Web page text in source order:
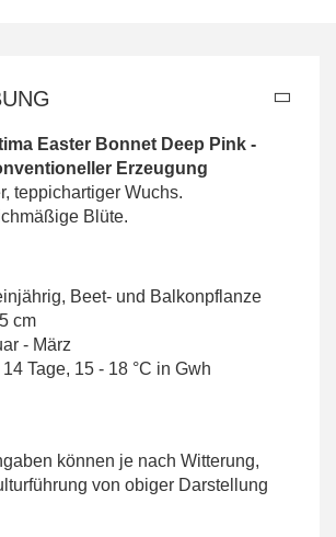
Easter Bonnet Deep Pink -
Erzeugung
teppichartiger Wuchs.
Blüte.
Beet- und Balkonpflanze
cm
- März
14 Tage, 15 - 18 °C in Gwh
können je nach Witterung,
von obiger Darstellung